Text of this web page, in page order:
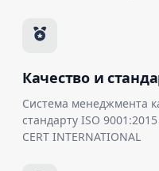
Качество и
Система менеджмента
стандарту ISO
CERT INTERNATIONAL